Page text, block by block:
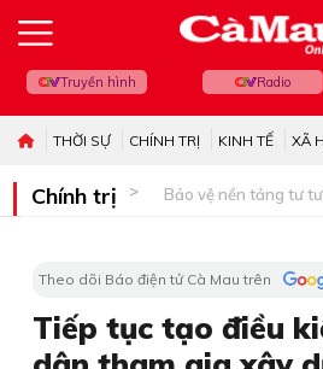
Truyền hình Radio
THỜI SỰ CHÍNH TRỊ KINH TẾ XÃ
Chính trị Bảo vệ nền tảng tư
Theo dõi Báo điện tử Cà Mau trên
Tiếp tục tạo điều